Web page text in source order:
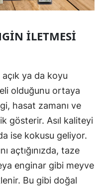
İLETMESI
ya da koyu
olduğunu ortaya
hasat zamanı ve
gösterir. Asıl kaliteyi
ise kokusu geliyor.
açtığınızda, taze
enginar gibi meyve
Bu gibi doğal